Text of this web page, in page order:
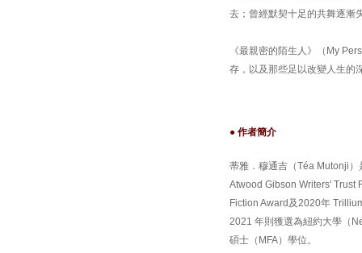
去；曾經默契十足的共舞逐漸
《最親密的陌生人》（My
存，以及那些足以改變人生
● 作者簡介
蒂雅．穆通吉（Téa Mutonji
Atwood Gibson Writers' Trust
Fiction Award及2020年
2021 年則獲選為紐約大學（
碩士（MFA）學位。